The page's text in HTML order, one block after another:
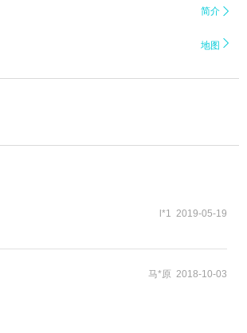
简介 
地图 
l*1 2019-05-19
马*原 2018-10-03